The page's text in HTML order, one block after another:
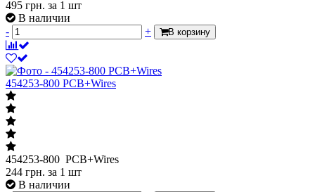
454253-800 PCB+Wires
454253-800 PCB+Wires
244
-